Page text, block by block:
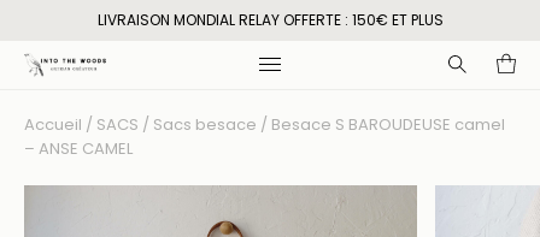
LIVRAISON MONDIAL RELAY OFFERTE : 150€ ET PLUS
Recherche
pour
:
Accueil / SACS / Sacs besace / Besace S BAROUDEUSE camel
– ANSE CAMEL